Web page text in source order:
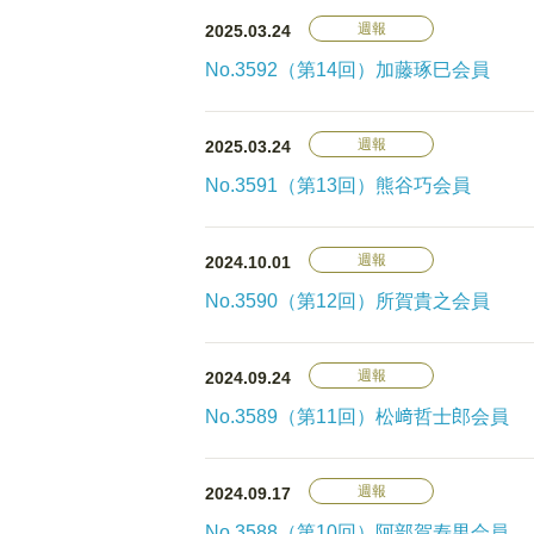
2025.03.24 週報
No.3592（第14回）加藤琢巳会員
2025.03.24 週報
No.3591（第13回）熊谷巧会員
2024.10.01 週報
No.3590（第12回）所賀貴之会員
2024.09.24 週報
No.3589（第11回）松﨑哲士郎会員
2024.09.17 週報